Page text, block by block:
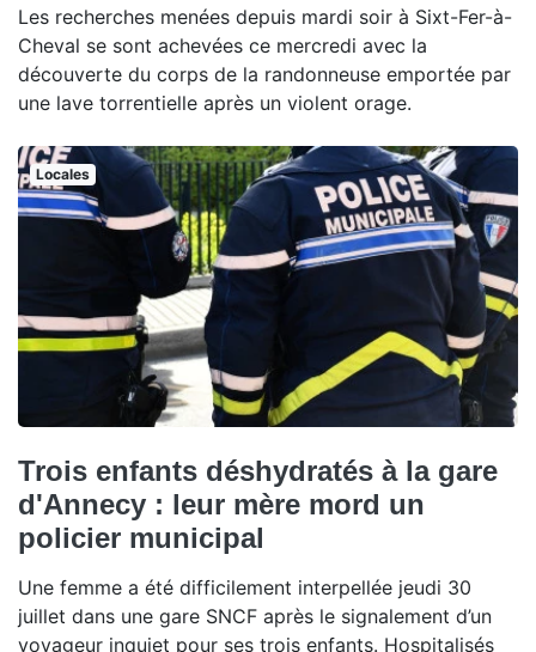
Les recherches menées depuis mardi soir à Sixt-Fer-à-
Cheval se sont achevées ce mercredi avec la
découverte du corps de la randonneuse emportée par
une lave torrentielle après un violent orage.
Locales
Trois enfants déshydratés à la gare
d'Annecy : leur mère mord un
policier municipal
Une femme a été difficilement interpellée jeudi 30
juillet dans une gare SNCF après le signalement d’un
voyageur inquiet pour ses trois enfants. Hospitalisés